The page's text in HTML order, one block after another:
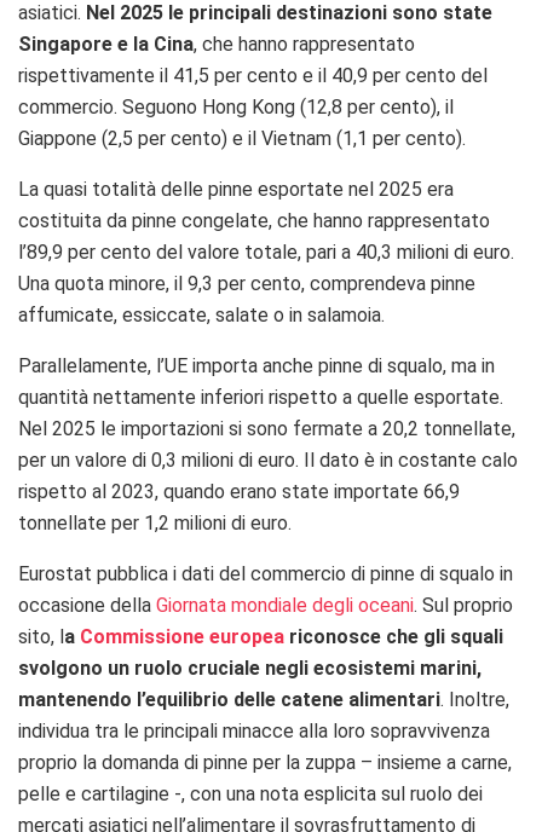
asiatici. Nel 2025 le principali destinazioni sono state
Singapore e la Cina, che hanno rappresentato
rispettivamente il 41,5 per cento e il 40,9 per cento del
commercio. Seguono Hong Kong (12,8 per cento), il
Giappone (2,5 per cento) e il Vietnam (1,1 per cento).
La quasi totalità delle pinne esportate nel 2025 era
costituita da pinne congelate, che hanno rappresentato
l’89,9 per cento del valore totale, pari a 40,3 milioni di euro.
Una quota minore, il 9,3 per cento, comprendeva pinne
affumicate, essiccate, salate o in salamoia.
Parallelamente, l’UE importa anche pinne di squalo, ma in
quantità nettamente inferiori rispetto a quelle esportate.
Nel 2025 le importazioni si sono fermate a 20,2 tonnellate,
per un valore di 0,3 milioni di euro. Il dato è in costante calo
rispetto al 2023, quando erano state importate 66,9
tonnellate per 1,2 milioni di euro.
Eurostat pubblica i dati del commercio di pinne di squalo in
occasione della Giornata mondiale degli oceani. Sul proprio
sito, l a Commissione europea riconosce che gli squali
svolgono un ruolo cruciale negli ecosistemi marini,
mantenendo l’equilibrio delle catene alimentari. Inoltre,
individua tra le principali minacce alla loro sopravvivenza
proprio la domanda di pinne per la zuppa – insieme a carne,
pelle e cartilagine -, con una nota esplicita sul ruolo dei
mercati asiatici nell’alimentare il sovrasfruttamento di